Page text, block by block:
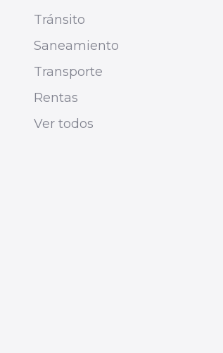
Tránsito
Saneamiento
Transporte
Rentas
Ver todos